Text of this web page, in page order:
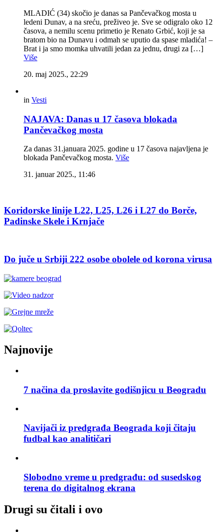
MLADIĆ (34) skočio je danas sa Pančevačkog mosta u
ledeni Dunav, a na sreću, preživeo je. Sve se odigralo oko 12
časova, a nemilu scenu primetio je Renato Grbić, koji je sa
bratom bio na Dunavu i odmah se uputio da spase mladića! –
Brat i ja smo momka uhvatili jedan za jednu, drugi za […]
Više
20. maj 2025., 22:29
in Vesti
NAJAVA: Danas u 17 časova blokada
Pančevačkog mosta
Za danas 31.januara 2025. godine u 17 časova najavljena je
blokada Pančevačkog mosta. Više
31. januar 2025., 11:46
Koridorske linije L22, L25, L26 i L27 do Borče,
Padinske Skele i Krnjače
Do juče u Srbiji 222 osobe obolele od korona virusa
Najnovije
7 načina da proslavite godišnjicu u Beogradu
Navijači iz predgrađa Beograda koji čitaju
fudbal kao analitičari
Slobodno vreme u predgrađu: od susedskog
terena do digitalnog ekrana
Drugi su čitali i ovo